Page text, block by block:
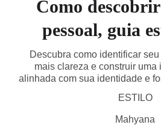
Como
pessoal, guia
Descubra como identificar
mais clareza e construir uma
alinhada com sua identidade e
ESTILO
Mahyana